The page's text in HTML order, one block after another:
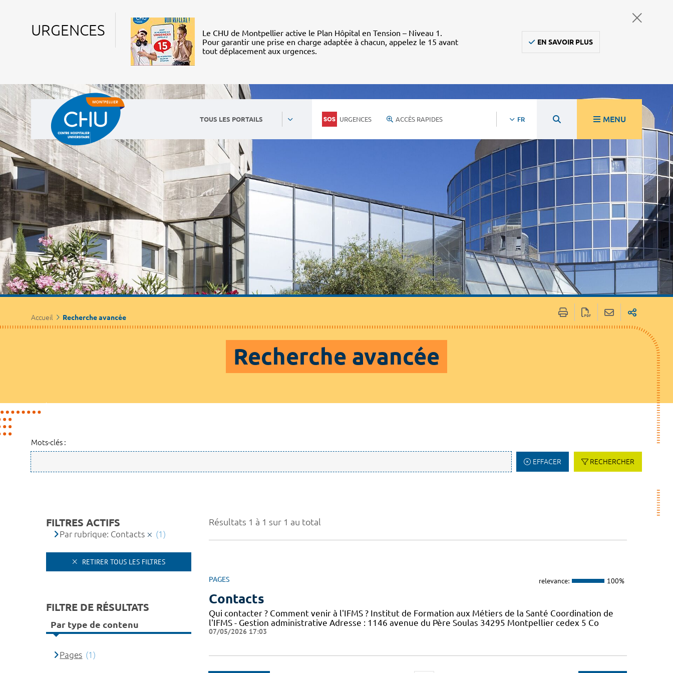
URGENCES
Le CHU de Montpellier active le Plan Hôpital en Tension – Niveau 1.
Pour garantir une prise en charge adaptée à chacun, appelez le 15 avant
tout déplacement aux urgences.
EN SAVOIR PLUS
TOUS LES PORTAILS URGENCES ACCÈS RAPIDES FR MENU
Accueil Recherche avancée
Recherche avancée
Mots-clés :
EFFACER RECHERCHER
Résultats 1 à 1 sur 1 au total
PAGES relevance: 100%
Contacts
Qui contacter ? Comment venir à l'IFMS ? Institut de Formation aux Métiers de la Santé Coordination de
l'IFMS - Gestion administrative Adresse : 1146 avenue du Père Soulas 34295 Montpellier cedex 5 Co
07/05/2026 17:03
FILTRES ACTIFS
Par rubrique: Contacts (1)
RETIRER TOUS LES FILTRES
FILTRE DE RÉSULTATS
Par type de contenu
Pages (1)